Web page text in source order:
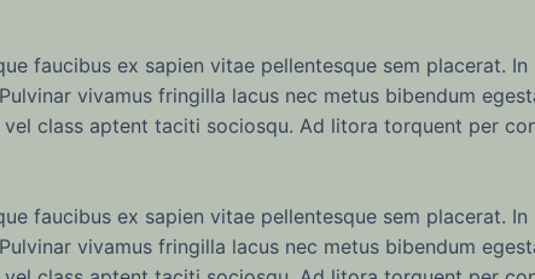
faucibus ex sapien vitae pellentesque sem placerat.
vivamus fringilla lacus nec metus bibendum
class aptent taciti sociosqu. Ad litora torquent per
faucibus ex sapien vitae pellentesque sem placerat.
vivamus fringilla lacus nec metus bibendum